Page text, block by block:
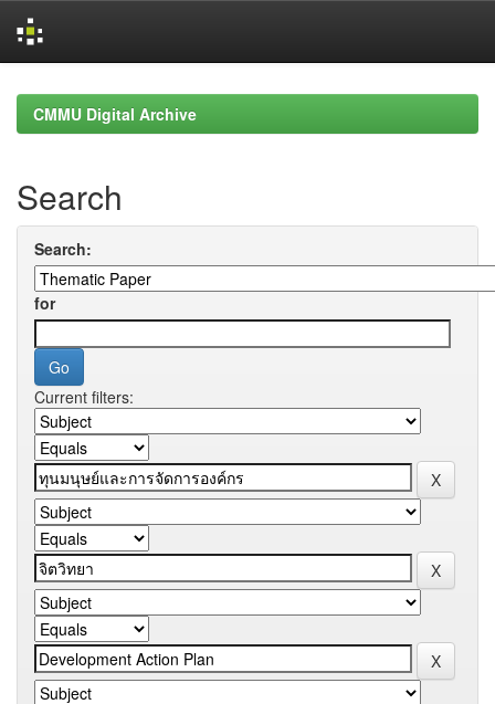
navigationCMMU Digital Archive
Search
Search:
for
Current filters: